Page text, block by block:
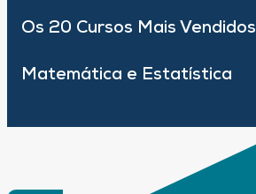
Os 20 Cursos Mais Vendidos
Matemática e Estatística